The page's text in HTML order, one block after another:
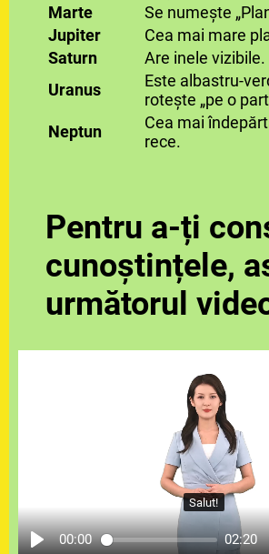
Marte
Se numește
Jupiter
Cea mai mare
Saturn
Are inele vizibile.
Uranus
Este albastru-
rotește „pe o
Neptun
Cea mai
rece.
Pentru a-ți
cunoștințele,
următorul
00:00 02:20
Salut!